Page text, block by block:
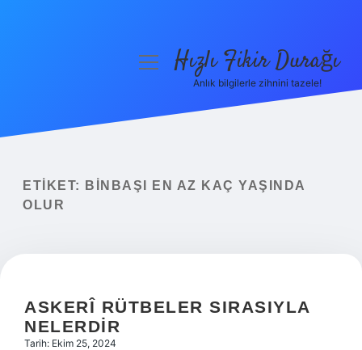
Yasal Uyarı
menüyüHızlı Fikir Durağı
Anlık bilgilerle zihnini tazele!
ETIKET:
BINBAŞI EN AZ KAÇ YAŞINDA
OLUR
ASKERÎ RÜTBELER SIRASIYLA
NELERDIR
Tarih: Ekim 25, 2024